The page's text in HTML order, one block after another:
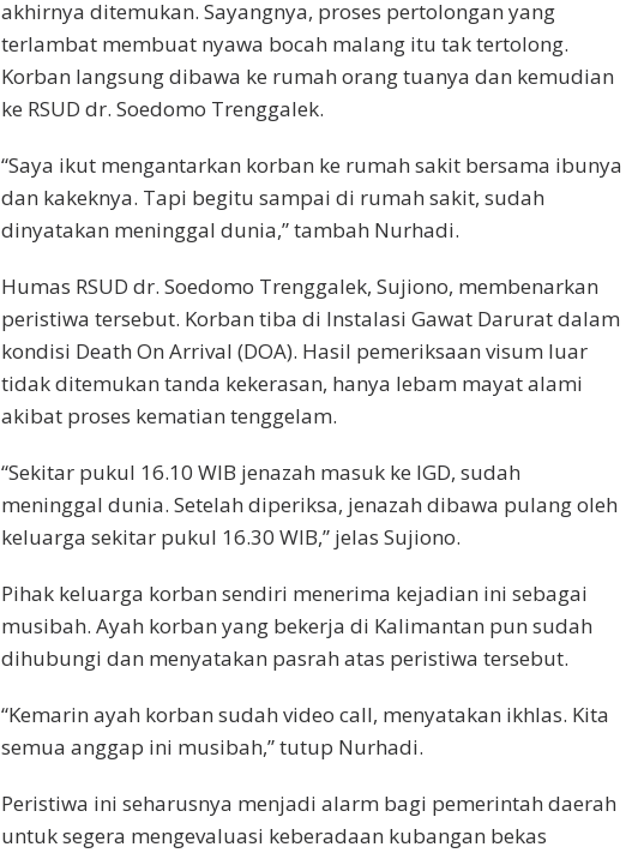
akhirnya ditemukan. Sayangnya, proses pertolongan yang
terlambat membuat nyawa bocah malang itu tak tertolong.
Korban langsung dibawa ke rumah orang tuanya dan kemudian
ke RSUD dr. Soedomo Trenggalek.
“Saya ikut mengantarkan korban ke rumah sakit bersama ibunya
dan kakeknya. Tapi begitu sampai di rumah sakit, sudah
dinyatakan meninggal dunia,” tambah Nurhadi.
Humas RSUD dr. Soedomo Trenggalek, Sujiono, membenarkan
peristiwa tersebut. Korban tiba di Instalasi Gawat Darurat dalam
kondisi Death On Arrival (DOA). Hasil pemeriksaan visum luar
tidak ditemukan tanda kekerasan, hanya lebam mayat alami
akibat proses kematian tenggelam.
“Sekitar pukul 16.10 WIB jenazah masuk ke IGD, sudah
meninggal dunia. Setelah diperiksa, jenazah dibawa pulang oleh
keluarga sekitar pukul 16.30 WIB,” jelas Sujiono.
Pihak keluarga korban sendiri menerima kejadian ini sebagai
musibah. Ayah korban yang bekerja di Kalimantan pun sudah
dihubungi dan menyatakan pasrah atas peristiwa tersebut.
“Kemarin ayah korban sudah video call, menyatakan ikhlas. Kita
semua anggap ini musibah,” tutup Nurhadi.
Peristiwa ini seharusnya menjadi alarm bagi pemerintah daerah
untuk segera mengevaluasi keberadaan kubangan bekas